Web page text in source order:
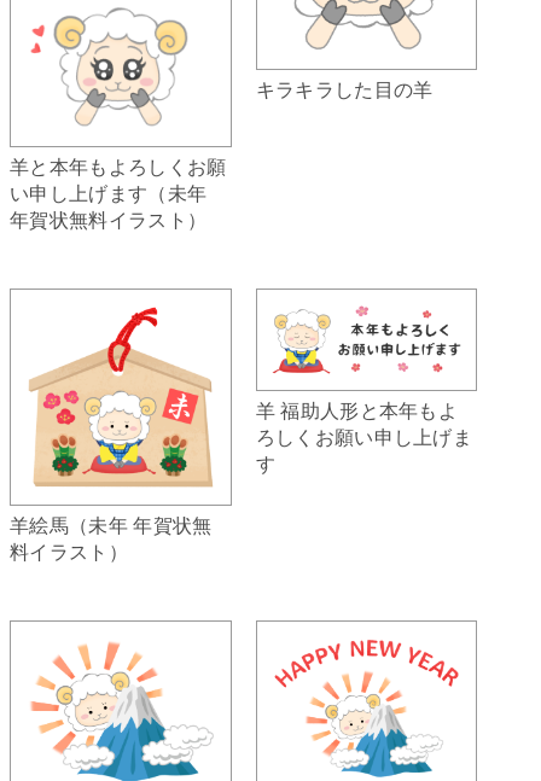
羊と本年もよろしくお願
い申し上げます（未年
年賀状無料イラスト）
キラキラした目の羊
羊絵馬（未年 年賀状無
料イラスト）
羊 福助人形と本年もよ
ろしくお願い申し上げま
す